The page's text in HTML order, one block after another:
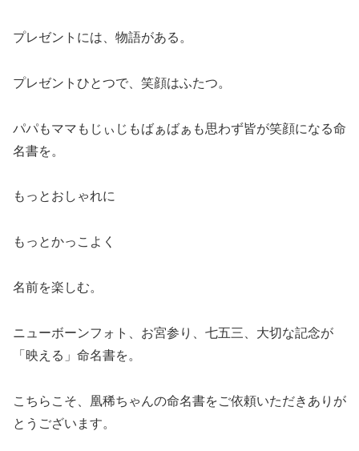
プレゼントには、物語がある。
プレゼントひとつで、笑顔はふたつ。
パパもママもじぃじもばぁばぁも思わず皆が笑顔になる命
名書を。
もっとおしゃれに
もっとかっこよく
名前を楽しむ。
ニューボーンフォト、お宮参り、七五三、大切な記念が
「映える」命名書を。
こちらこそ、凰稀ちゃんの命名書をご依頼いただきありが
とうございます。